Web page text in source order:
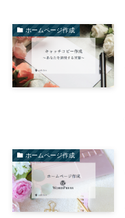
ホームページ作成
ホームページ作成